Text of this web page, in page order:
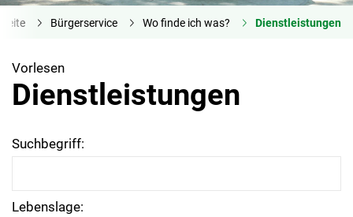
Bürgerservice Wo finde ich was? Dienstleistungen
Vorlesen
Dienstleistungen
Suchbegriff:
Lebenslage: